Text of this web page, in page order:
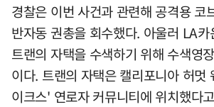
경찰은 이번 사건과 관련해 공격용
반자동 권총을 회수했다. 아울러 LA
트랜의 자택을 수색하기 위해 수색영
이다. 트랜의 자택은 캘리포니아 허멋
이크스' 연로자 커뮤니티에 위치했다